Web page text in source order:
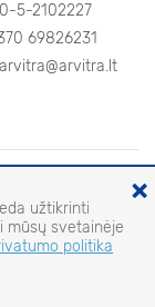
5-2102227
69826231
arvitra@arvitra.lt
užtikrinti
mūsų svetainėje
politika
×